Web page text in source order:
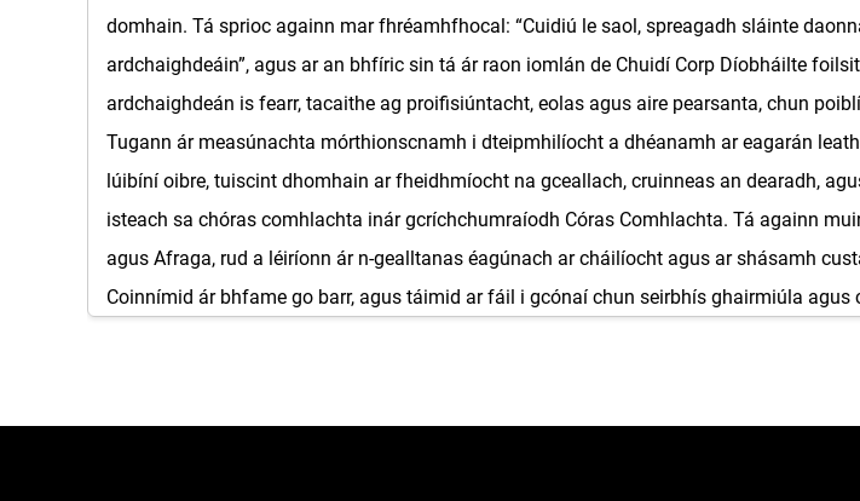
domhain. Tá sprioc againn mar fhréamhfhocal: “Cuidiú le saol, spreagadh sláinte
ardchaighdeáin”, agus ar an bhfíric sin tá ár raon iomlán de Chuidí Corp Díobháilte
ardchaighdeán is fearr, tacaithe ag proifisiúntacht, eolas agus aire pearsanta, chun
Tugann ár measúnachta mórthionscnamh i dteipmhilíocht a dhéanamh ar eagarán
lúibíní oibre, tuiscint dhomhain ar fheidhmíocht na gceallach, cruinneas an dearadh,
isteach sa chóras comhlachta inár gcríchchumraíodh Córas Comhlachta. Tá againn
agus Afraga, rud a léiríonn ár n-gealltanas éagúnach ar cháilíocht agus ar shásamh
Coinnímid ár bhfame go barr, agus táimid ar fáil i gcónaí chun seirbhís ghairmiúla